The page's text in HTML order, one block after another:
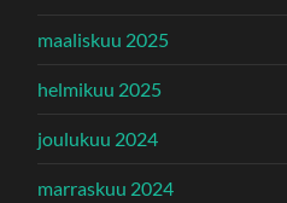
maaliskuu 2025
helmikuu 2025
joulukuu 2024
marraskuu 2024